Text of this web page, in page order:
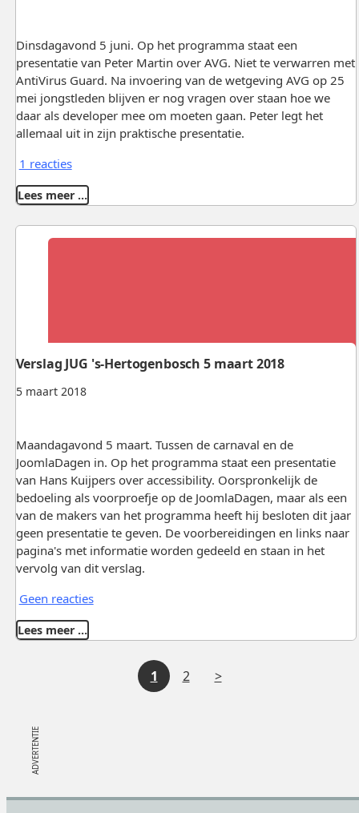
Dinsdagavond 5 juni. Op het programma staat een
presentatie van Peter Martin over AVG. Niet te verwarren met
AntiVirus Guard. Na invoering van de wetgeving AVG op 25
mei jongstleden blijven er nog vragen over staan hoe we
daar als developer mee om moeten gaan. Peter legt het
allemaal uit in zijn praktische presentatie.
1 reacties
Lees meer …
5 maart 2018
Verslag JUG 's-Hertogenbosch 5 maart 2018
Maandagavond 5 maart. Tussen de carnaval en de
JoomlaDagen in. Op het programma staat een presentatie
van Hans Kuijpers over accessibility. Oorspronkelijk de
bedoeling als voorproefje op de JoomlaDagen, maar als een
van de makers van het programma heeft hij besloten dit jaar
geen presentatie te geven. De voorbereidingen en links naar
pagina's met informatie worden gedeeld en staan in het
vervolg van dit verslag.
Geen reacties
Lees meer …
1 2
V
e